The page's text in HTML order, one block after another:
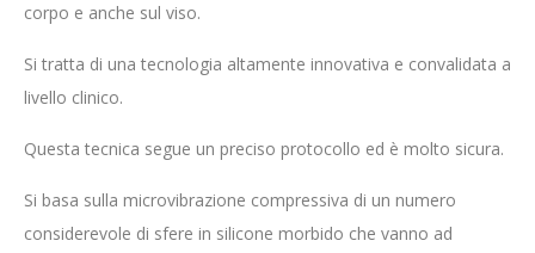
corpo e anche sul viso.
Si tratta di una tecnologia altamente innovativa e convalidata a
livello clinico.
Questa tecnica segue un preciso protocollo ed è molto sicura.
Si basa sulla microvibrazione compressiva di un numero
considerevole di sfere in silicone morbido che vanno ad